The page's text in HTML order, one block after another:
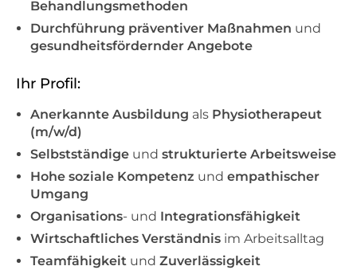
Behandlungsmethoden
Durchführung präventiver Maßnahmen und
gesundheitsfördernder Angebote
Ihr Profil:
Anerkannte Ausbildung als Physiotherapeut
(m/w/d)
Selbstständige und strukturierte Arbeitsweise
Hohe soziale Kompetenz und empathischer
Umgang
Organisations- und Integrationsfähigkeit
Wirtschaftliches Verständnis im Arbeitsalltag
Teamfähigkeit und Zuverlässigkeit